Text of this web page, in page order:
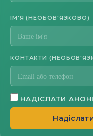
ІМ'Я (НЕОБОВ'ЯЗКОВО)
КОНТАКТИ
НАДІСЛАТИ